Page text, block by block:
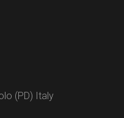
(PD) Italy